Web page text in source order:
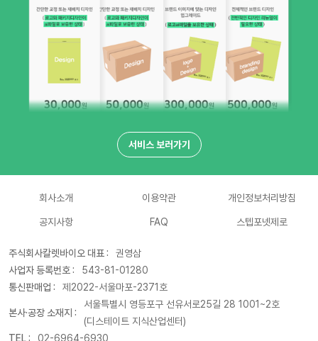
서비스 보러가기
회사소개 이용약관 개인정보처리방침
공지사항 FAQ 스텝포넷제로
주식회사칼렛바이오 대표 :
권영삼
사업자 등록번호 :
543-81-01280
통신판매업 :
제2022-서울마포-2371호
본사·공장 소재지 :
서울특별시 영등포구 선유서로25길 28 1001~2호
(디스테이트 지식산업센터)
TEL :
02-6964-6930